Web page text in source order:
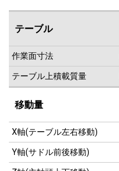
テーブル
作業面寸法
テーブル上積載質量
移動量
X軸(テーブル左右移動)
Y軸(サドル前後移動)